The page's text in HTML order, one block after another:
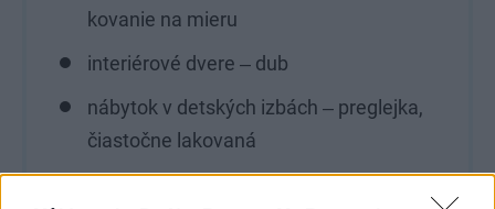
kovanie na mieru
interiérové dvere ‒ dub
nábytok v detských izbách ‒ preglejka,
čiastočne lakovaná